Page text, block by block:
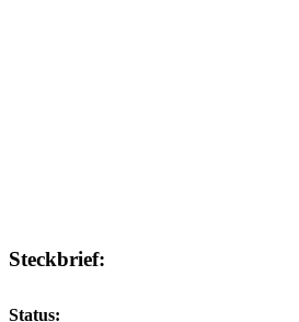
Steckbrief:
Status: